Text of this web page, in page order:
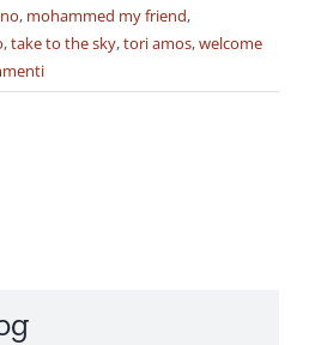
, mohammed my friend,
,take to the sky,tori amos,welcome